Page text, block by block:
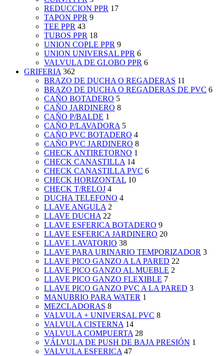
REDUCCION PPR 17
TAPON PPR 9
TEE PPR 43
TUBOS PPR 18
UNION COPLE PPR 9
UNION UNIVERSAL PPR 6
VALVULA DE GLOBO PPR 6
GRIFERIA 362
BRAZO DE DUCHA O REGADERAS 11
BRAZO DE DUCHA O REGADERAS DE PVC 6
CAÑO BOTADERO 5
CAÑO JARDINERO 8
CAÑO P/BALDE 1
CAÑO P/LAVADORA 5
CAÑO PVC BOTADERO 4
CAÑO PVC JARDINERO 8
CHECK ANTIRETORNO 1
CHECK CANASTILLA 14
CHECK CANASTILLA PVC 6
CHECK HORIZONTAL 10
CHECK T/RELOJ 4
DUCHA TELEFONO 4
LLAVE ANGULA 2
LLAVE DUCHA 22
LLAVE ESFERICA BOTADERO 9
LLAVE ESFERICA JARDINERO 20
LLAVE LAVATORIO 38
LLAVE PARA URINARIO TEMPORIZADOR 3
LLAVE PICO GANZO A LA PARED 22
LLAVE PICO GANZO AL MUEBLE 2
LLAVE PICO GANZO FLEXIBLE 7
LLAVE PICO GANZO PVC A LA PARED 3
MANUBRIO PARA WATER 1
MEZCLADORAS 8
VALVULA + UNIVERSAL PVC 8
VALVULA CISTERNA 14
VALVULA COMPUERTA 28
VÁLVULA DE PUSH DE BAJA PRESIÓN 1
VALVULA ESFERICA 47